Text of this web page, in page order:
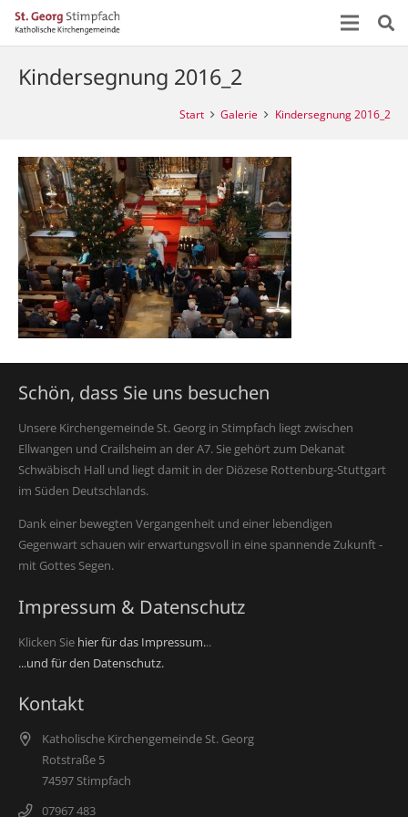
Kindersegnung 2016_2
Start Galerie Kindersegnung 2016_2
Schön, dass Sie uns besuchen
Unsere Kirchengemeinde St. Georg in Stimpfach liegt zwischen
Ellwangen und Crailsheim an der A7. Sie gehört zum Dekanat
Schwäbisch Hall und liegt damit in der Diözese Rottenburg-Stuttgart
im Süden Deutschlands.
Dank einer bewegten Vergangenheit und einer lebendigen
Gegenwart schauen wir erwartungsvoll in eine spannende Zukunft -
mit Gottes Segen.
Impressum & Datenschutz
Klicken Sie hier für das Impressum...
...und für den Datenschutz.
Kontakt
Katholische Kirchengemeinde St. Georg
Rotstraße 5
74597 Stimpfach
07967 483